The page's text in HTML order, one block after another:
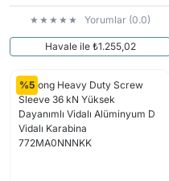
Yorumlar (0.0)
Havale ile ₺1.255,02
%5